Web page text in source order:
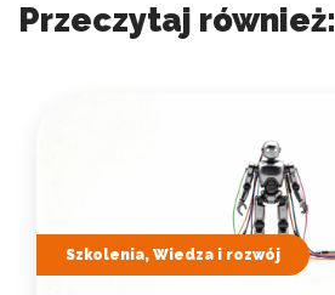
Przeczytaj również:
Szkolenia, Wiedza i rozwój